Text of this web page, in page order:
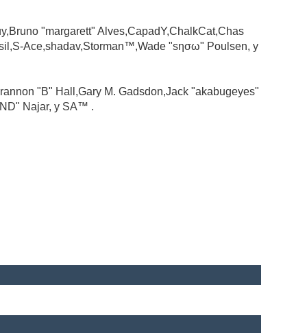
"margarett" Alves,CapadY,ChalkCat,Chas
Ace,shadav,Storman™,Wade "sησω" Poulsen, y
"B" Hall,Gary M. Gadsdon,Jack "akabugeyes"
Najar, y SA™ .